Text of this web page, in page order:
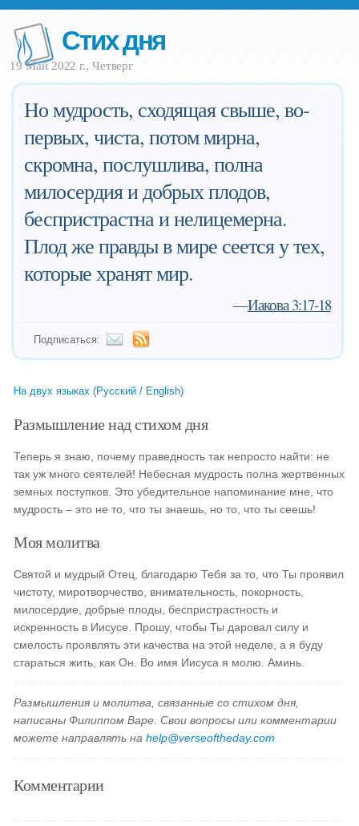
Стих дня
19 Май 2022 г., Четверг
Но мудрость, сходящая свыше, во-
первых, чиста, потом мирна,
скромна, послушлива, полна
милосердия и добрых плодов,
беспристрастна и нелицемерна.
Плод же правды в мире сеется у тех,
которые хранят мир.
—Иакова 3:17-18
Подписаться:
На двух языках (Русский / English)
Размышление над стихом дня
Теперь я знаю, почему праведность так непросто найти: не
так уж много сеятелей! Небесная мудрость полна жертвенных
земных поступков. Это убедительное напоминание мне, что
мудрость – это не то, что ты знаешь, но то, что ты сеешь!
Моя молитва
Святой и мудрый Отец, благодарю Тебя за то, что Ты проявил
чистоту, миротворчество, внимательность, покорность,
милосердие, добрые плоды, беспристрастность и
искренность в Иисусе. Прошу, чтобы Ты даровал силу и
смелость проявлять эти качества на этой неделе, а я буду
стараться жить, как Он. Во имя Иисуса я молю. Аминь.
Размышления и молитва, связанные со стихом дня,
написаны Филиппом Варе. Свои вопросы или комментарии
можете направлять наhelp@verseoftheday.com
Комментарии